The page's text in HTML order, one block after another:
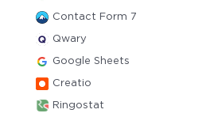
Contact Form 7
Qwary
Google Sheets
Creatio
Ringostat